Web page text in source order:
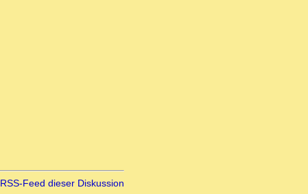
RSS-Feed dieser Diskussion